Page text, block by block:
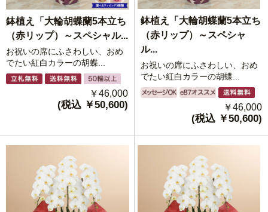
鉢植え「大輪胡蝶蘭5本立ち
（赤リップ）～スペシャル...
お祝いの席にふさわしい、おめ
でたい紅白カラーの胡蝶...
￥46,000
(税込 ￥50,600)
鉢植え「大輪胡蝶蘭5本立ち
（赤リップ）～スペシャ
ル...
お祝いの席にふさわしい、おめ
でたい紅白カラーの胡蝶...
￥46,000
(税込 ￥50,600)